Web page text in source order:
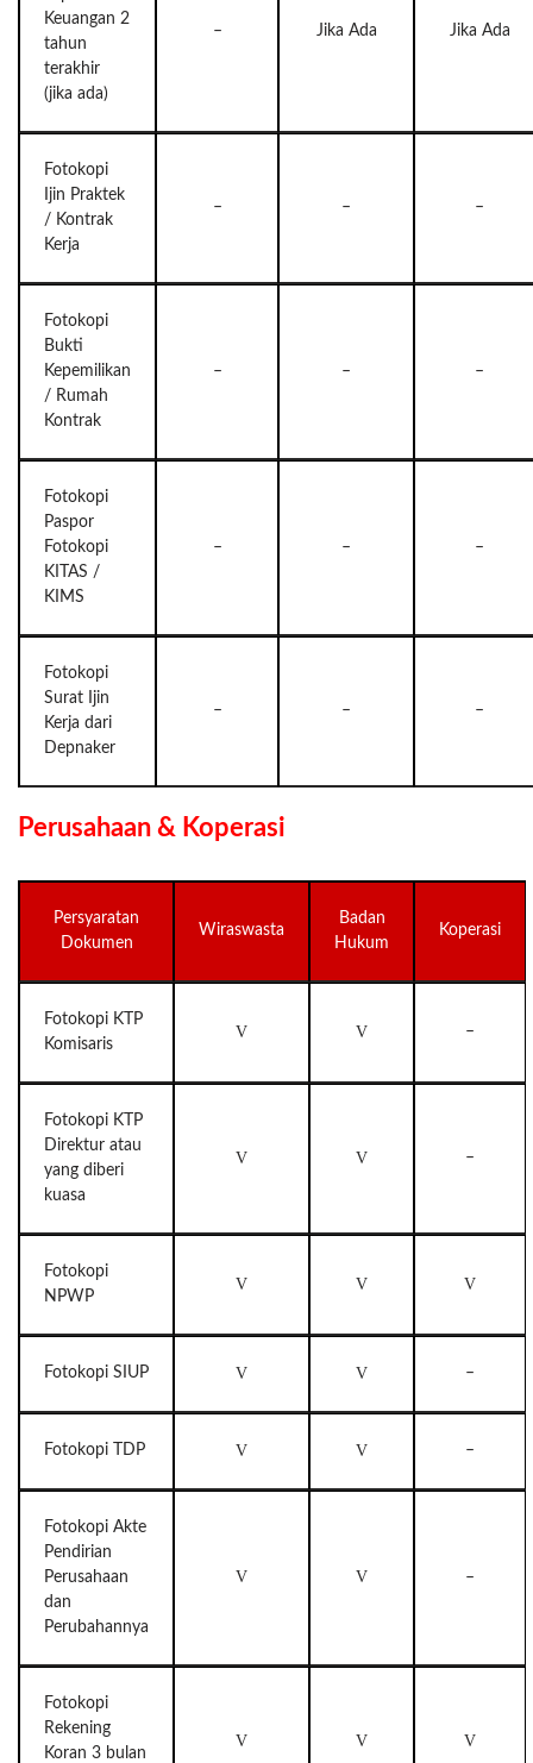
Keuangan 2
tahun
terakhir
(jika ada)
– Jika Ada Jika Ada
Fotokopi
Ijin Praktek
/ Kontrak
Kerja
– – –
Fotokopi
Bukti
Kepemilikan
/ Rumah
Kontrak
– – –
Fotokopi
Paspor
Fotokopi
KITAS /
KIMS
– – –
Fotokopi
Surat Ijin
Kerja dari
Depnaker
– – –
Perusahaan & Koperasi
Persyaratan
Dokumen
Wiraswasta
Badan
Hukum
Koperasi
Fotokopi KTP
Komisaris
V V –
Fotokopi KTP
Direktur atau
yang diberi
kuasa
V V –
Fotokopi
NPWP
V V V
Fotokopi SIUP V V –
Fotokopi TDP V V –
Fotokopi Akte
Pendirian
Perusahaan
dan
Perubahannya
V V –
Fotokopi
Rekening
Koran 3 bulan
V V V